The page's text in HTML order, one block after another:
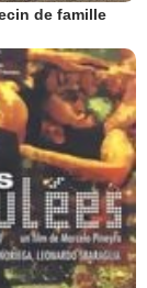
de famille